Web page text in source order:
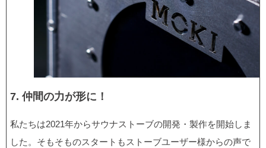
7. 仲間の力が形に！
私たちは2021年からサウナストーブの開発・製作を開始しま
した。そもそものスタートもストーブユーザー様からの声で